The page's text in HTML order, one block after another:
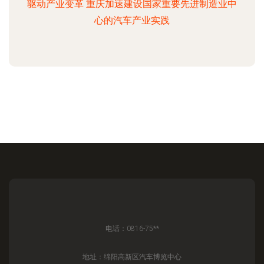
驱动产业变革 重庆加速建设国家重要先进制造业中
心的汽车产业实践
电话：0816-75**
地址：绵阳高新区汽车博览中心